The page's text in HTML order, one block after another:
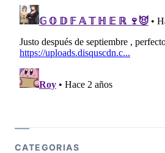
CATEGORIAS